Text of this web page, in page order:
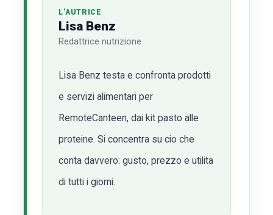
L’AUTRICE
Lisa Benz
Redattrice nutrizione
Lisa Benz testa e confronta prodotti
e servizi alimentari per
RemoteCanteen, dai kit pasto alle
proteine. Si concentra su cio che
conta davvero: gusto, prezzo e utilita
di tutti i giorni.